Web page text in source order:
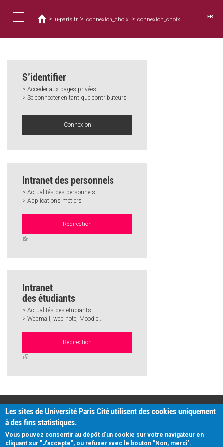
contenu
navigation
êtes
ici
> u-paris.fr > connexion_choix > connexion_choix FR
S’identifier
> Accéder aux pages privées
> Se connecter en tant que contributeurs
Connexion
Intranet des personnels
> Actualités des personnels
> Applications métiers
Redirection
(link
Intranet
des étudiants
> Actualités des étudiants
> Webmail, web note, Moodle...
Redirection
(link
PRATIQUE
Plan d'accès
Intranet
Mentions légales
Données personnelles
Les sites de Université Paris Cité utilisent des cookies uniquement
à des fins statistiques.
Vous pouvez consentir au dépôt d'un cookie sur votre navigateur en
cliquant sur "J'accepte", ou refuser avec le bouton "Non, merci".